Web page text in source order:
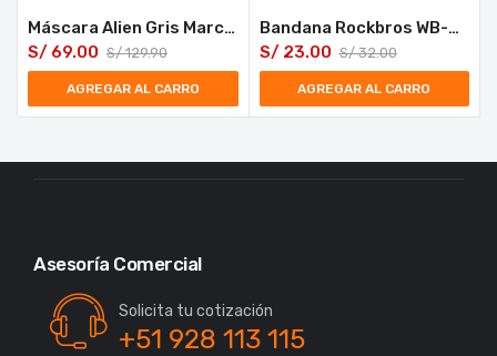
Máscara Alien Gris Marciano Ovni Látex Halloween
S/129.90
S/ 69.00
AGREGAR AL CARRO
Bandana Rockbros WB-001 Máscara Deportiva
S/32.00
S/23.00
AGREGAR AL CARRO
Asesoría Comercial
Solicita tu cotización
+51 928 113 115